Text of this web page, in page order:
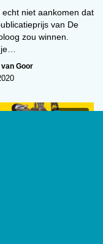
echt niet aankomen dat
van De
zou winnen.
Goor
01:37